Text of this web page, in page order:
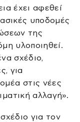
έχει αφεθεί
υποδομές
της
υλοποιηθεί.
σχέδιο,
για
στις νέες
αλλαγή».
για τον